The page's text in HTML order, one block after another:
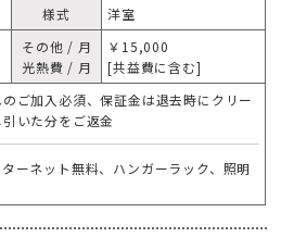
様式
洋室
その他 / 月
光熱費 / 月
￥15,000
[共益費に含む]
ご加入必須、保証金は退去時にクリー
いた分をご返金
ーネット無料、ハンガーラック、照明